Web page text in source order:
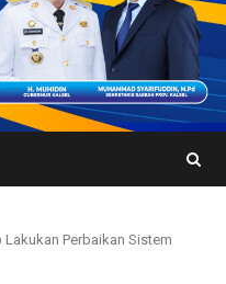
Lakukan Perbaikan Sistem